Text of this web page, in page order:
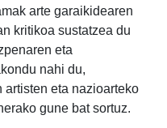
arte garaikidearen
kritikoa sustatzea du
eta
nahi du,
artisten eta nazioarteko
gune bat sortuz.